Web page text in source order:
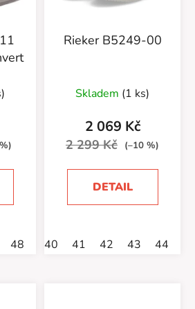
48
Rieker B5249-00
Skladem (1 ks)
2 069 Kč
2 299 Kč (–10 %)
DETAIL
40 41 42 43 44